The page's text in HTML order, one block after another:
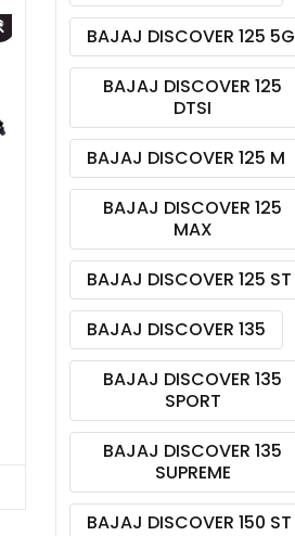
BAJAJ DISCOVER 125 5G
BAJAJ DISCOVER 125
DTSI
BAJAJ DISCOVER 125 M
BAJAJ DISCOVER 125
MAX
BAJAJ DISCOVER 125 ST
BAJAJ DISCOVER 135
BAJAJ DISCOVER 135
SPORT
BAJAJ DISCOVER 135
SUPREME
BAJAJ DISCOVER 150 ST